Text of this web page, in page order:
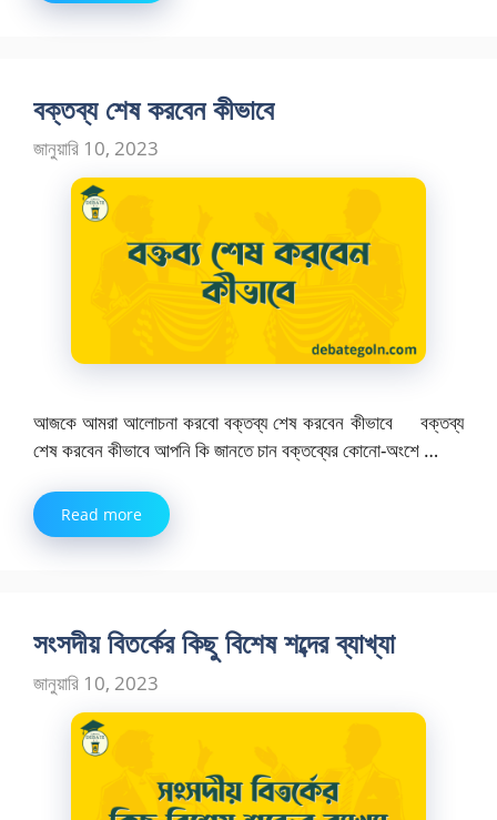
বক্তব্য শেষ করবেন কীভাবে
জানুয়ারি 10, 2023
আজকে আমরা আলোচনা করবো বক্তব্য শেষ করবেন কীভাবে বক্তব্য
শেষ করবেন কীভাবে আপনি কি জানতে চান বক্তব্যের কোনো-অংশে …
Read more
সংসদীয় বিতর্কের কিছু বিশেষ শব্দের ব্যাখ্যা
জানুয়ারি 10, 2023